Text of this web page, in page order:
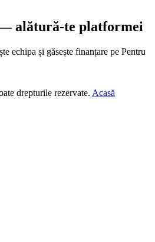
alătură-te platformei
echipa și găsește finanțare pe Pentru
drepturile rezervate. Acasă